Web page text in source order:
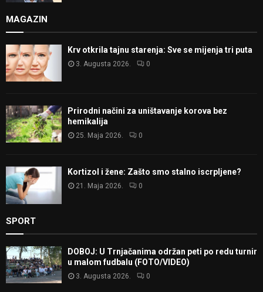
MAGAZIN
Krv otkrila tajnu starenja: Sve se mijenja tri puta
3. Augusta 2026. 0
Prirodni načini za uništavanje korova bez
hemikalija
25. Maja 2026. 0
Kortizol i žene: Zašto smo stalno iscrpljene?
21. Maja 2026. 0
SPORT
DOBOJ: U Trnjačanima održan peti po redu turnir
u malom fudbalu (FOTO/VIDEO)
3. Augusta 2026. 0